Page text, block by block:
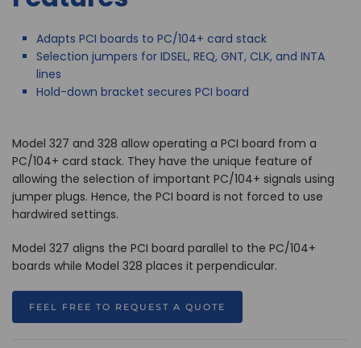
Adapts PCI boards to PC/104+ card stack
Selection jumpers for IDSEL, REQ, GNT, CLK, and INTA
lines
Hold-down bracket secures PCI board
Model 327 and 328 allow operating a PCI board from a
PC/104+ card stack. They have the unique feature of
allowing the selection of important PC/104+ signals using
jumper plugs. Hence, the PCI board is not forced to use
hardwired settings.
Model 327 aligns the PCI board parallel to the PC/104+
boards while Model 328 places it perpendicular.
FEEL FREE TO REQUEST A QUOTE